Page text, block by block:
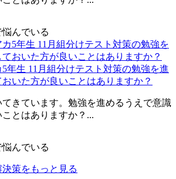
んでいる
年生 11月組分けテスト対策の勉強を進
いた方が良いことはありますか？
きています。勉強を進めるうえで意識
とはありますか？...
んでいる
策をもっと見る